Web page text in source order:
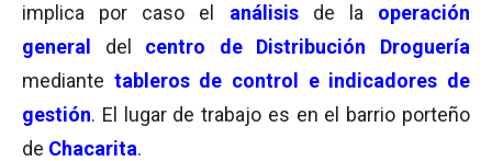
implica por caso el análisisde la operación
general
del centro de Distribución Droguería
mediante tableros de control e indicadores de
gestión. El lugar de trabajo es en el barrio porteño
de Chacarita.